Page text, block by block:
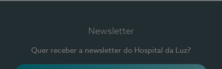
Newsletter
Quer receber a newsletter do Hospital da Luz?